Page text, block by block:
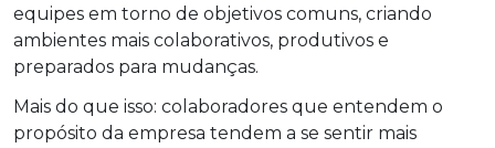
equipes em torno de objetivos comuns, criando
ambientes mais colaborativos, produtivos e
preparados para mudanças.
Mais do que isso: colaboradores que entendem o
propósito da empresa tendem a se sentir mais